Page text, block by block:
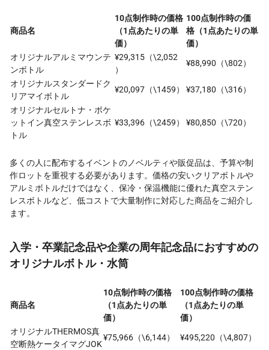
商品名
10点制作時の価格
（1点あたりの単
価）
100点制作時の価
格（1点あたりの単
価）
オリジナルアルミマウンテ
ンボトル
¥29,315（\2,052
）
¥88,990（\802）
オリジナルスタンダードク
リアマイボトル
¥20,097（\1459） ¥37,180（\316）
オリジナルセルトナ・ポケ
ットイン真空ステンレスボ
トル
¥33,396（\2459） ¥80,850（\720）
多くの人に配布するイベントのノベルティや販促品は、予算や制
作ロットを重視する必要があります。価格の安いクリアボトルや
アルミボトルだけではなく、保冷・保温機能に優れた真空ステン
レスボトルなど、低コストで大量制作に対応した商品をご紹介し
ます。
入学・卒業記念品や企業の周年記念品におすすめの
オリジナルボトル・水筒
商品名
10点制作時の価格
（1点あたりの単
価）
100点制作時の価格
（1点あたりの単
価）
オリジナルTHERMOS真
空断熱ケータイマグJOK
¥75,966（\6,144） ¥495,220（\4,807）